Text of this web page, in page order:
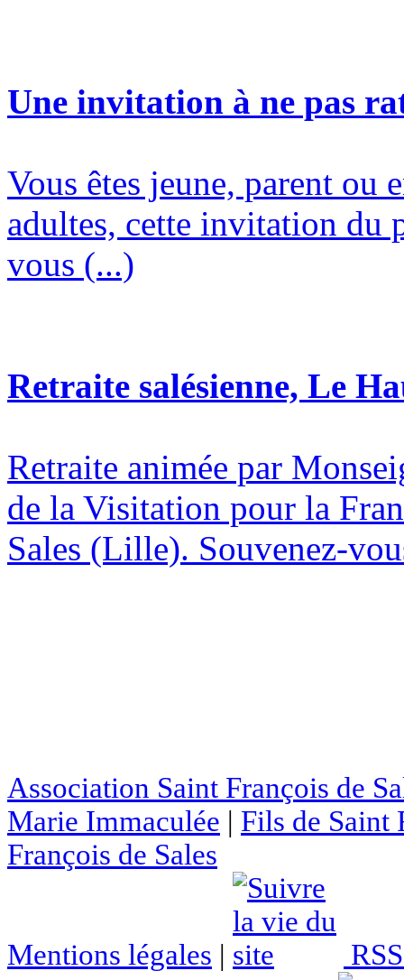
Une invitation à ne pas
Vous êtes jeune, parent ou
adultes, cette invitation du
vous (...)
Retraite salésienne, Le
Retraite animée par
de la Visitation pour la
Sales (Lille). Souvenez-
Association Saint François de
Marie Immaculée | Fils de Saint
François de Sales
Mentions légales |